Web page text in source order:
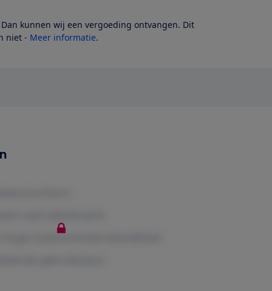
kunnen wij een vergoeding ontvangen. Dit
niet - Meer informatie.